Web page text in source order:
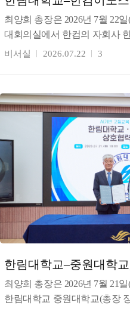
인재양성 체계 구축’을
최양희 총장은 2026년 7월 22
대회의실에서 한컴의 자회사
디지털 혁신 인재 양성을 위한
비서실 2026.07.22 3
한림대학교–중원대학
혁신을 위한 상호협력
최양희 총장은 2026년 7월 21
한림대학교 중원대학교(총장